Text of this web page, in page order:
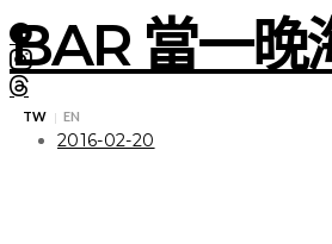
TW | EN
BAR 當一晚
2016-02-20